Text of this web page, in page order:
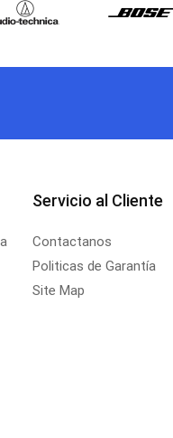
Servicio al Cliente
Contactanos
Politicas de Garantía
Site Map